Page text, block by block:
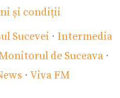
și condiții
Sucevei · Intermedia
de Suceava ·
· Viva FM